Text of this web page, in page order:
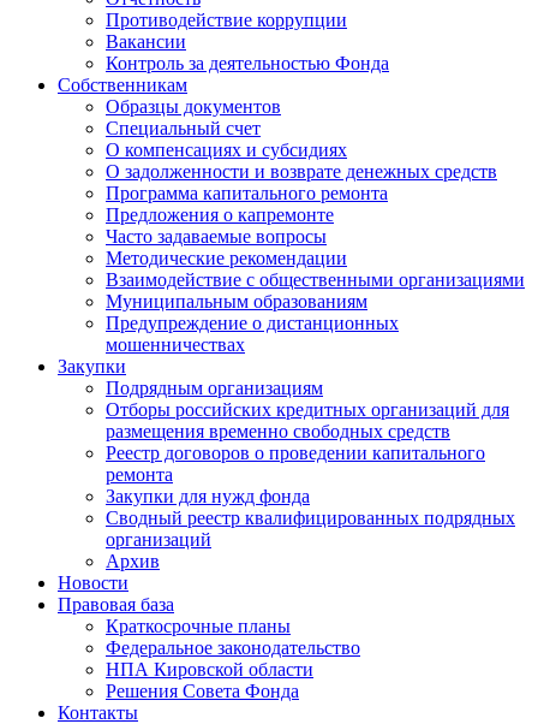
Противодействие коррупции
Вакансии
Контроль за деятельностью Фонда
Собственникам
Образцы документов
Специальный счет
О компенсациях и субсидиях
О задолженности и возврате денежных средств
Программа капитального ремонта
Предложения о капремонте
Часто задаваемые вопросы
Методические рекомендации
Взаимодействие с общественными организациями
Муниципальным образованиям
Предупреждение о дистанционных
мошенничествах
Закупки
Подрядным организациям
Отборы российских кредитных организаций для
размещения временно свободных средств
Реестр договоров о проведении капитального
ремонта
Закупки для нужд фонда
Сводный реестр квалифицированных подрядных
организаций
Архив
Новости
Правовая база
Краткосрочные планы
Федеральное законодательство
НПА Кировской области
Решения Совета Фонда
Контакты